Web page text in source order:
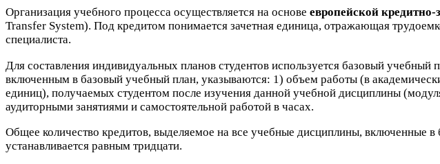
Организация учебного процесса осуществляется на основе европейской
Trans­fer Sys­tem). Под кредитом понимается зачетная единица, отражающая
специалиста.
Для составления индивидуальных планов студентов используется базовый
включенным в базовый учебный план, указываются: 1) объем работы (в
единиц), получаемых студентом после изучения данной учебной дисциплины
аудиторными занятиями и самостоятельной работой в часах.
Общее количество кредитов, выделяемое на все учебные дисциплины, включенные
устанавливается равным тридцати.